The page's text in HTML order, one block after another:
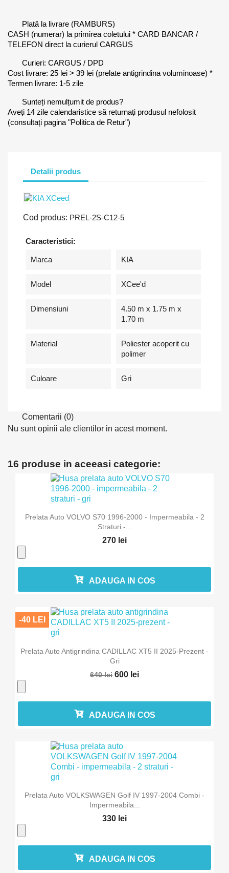
Plată la livrare (RAMBURS)
CASH (numerar) la primirea coletului * CARD BANCAR /
TELEFON direct la curierul CARGUS
Curieri: CARGUS / DPD
Cost livrare: 25 lei > 39 lei (prelate antigrindina voluminoase) *
Termen livrare: 1-5 zile
Sunteți nemulțumit de produs?
Aveți 14 zile calendaristice să returnați produsul nefolosit
(consultați pagina "Politica de Retur")
Detalii produs
Cod produs: PREL-2S-C12-5
Caracteristici:
Marca KIA
Model XCee'd
Dimensiuni
4.50 m x 1.75 m x
1.70 m
Material
Poliester acoperit cu
polimer
Culoare Gri
Comentarii (0)
Nu sunt opinii ale clientilor in acest moment.
16 produse in aceeasi categorie:
Prelata Auto VOLVO S70 1996-2000 - Impermeabila - 2
Straturi -...
270 lei
ADAUGA IN COS
Prelata Auto Antigrindina CADILLAC XT5 II 2025-Prezent -
Gri
640 lei 600 lei
-40 LEI
ADAUGA IN COS
Prelata Auto VOLKSWAGEN Golf IV 1997-2004 Combi -
Impermeabila...
330 lei
ADAUGA IN COS